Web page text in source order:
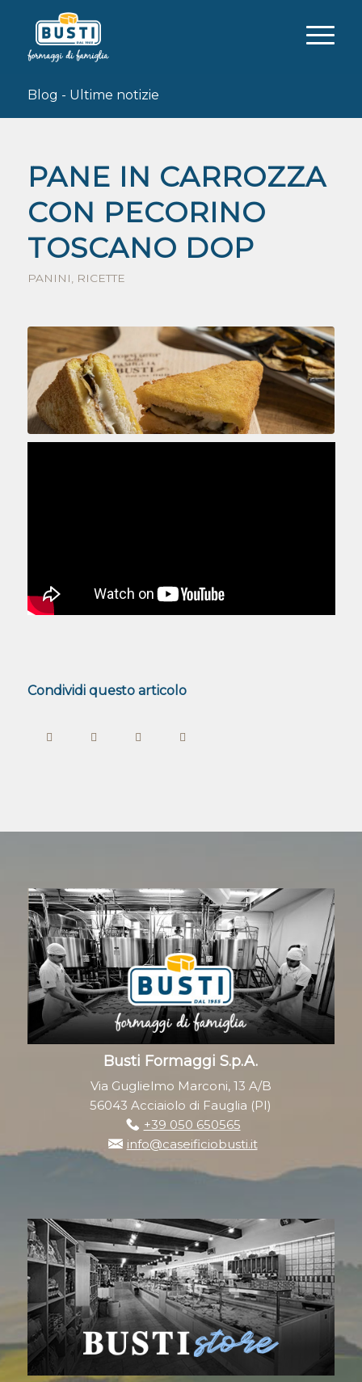
Blog - Ultime notizie
PANE IN CARROZZA
CON PECORINO
TOSCANO DOP
PANINI RICETTE
Condividi questo articolo
Busti Formaggi S.p.A.
Via Guglielmo Marconi, 13 A/B
56043 Acciaiolo di Fauglia (PI)
+39 050 650565
info@caseificiobusti.it